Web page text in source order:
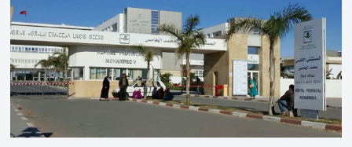
مسجلا أعلى مستوى له منذ 18 يونيو الماضي، فيما ارتفعت العقود
الأمريكية الآجلة […]